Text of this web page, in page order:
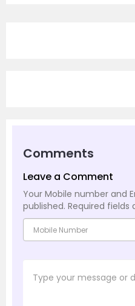
Comments
Leave a Comment
Your Mobile number and
published. Required fields